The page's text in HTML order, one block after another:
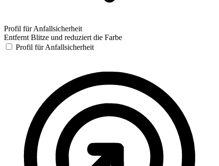
Profil für Anfallsicherheit
Entfernt Blitze und reduziert die Farbe
Profil für Anfallsicherheit